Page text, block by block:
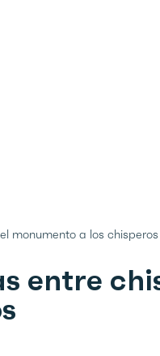
monumento a los
entre